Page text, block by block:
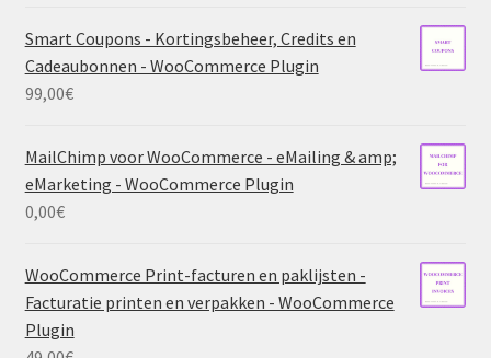
Smart Coupons - Kortingsbeheer, Credits en
Cadeaubonnen - WooCommerce Plugin
99,00€
MailChimp voor WooCommerce - eMailing & amp;
eMarketing - WooCommerce Plugin
0,00€
WooCommerce Print-facturen en paklijsten -
Facturatie printen en verpakken - WooCommerce
Plugin